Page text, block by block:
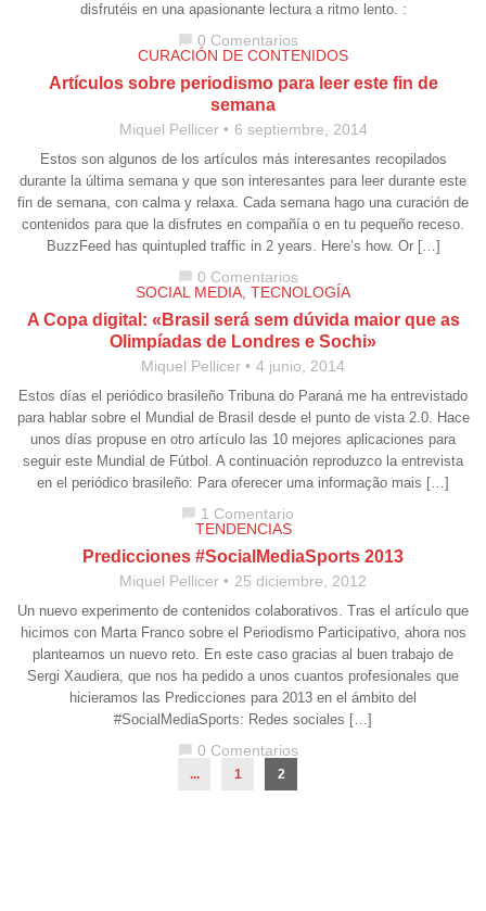
disfrutéis en una apasionante lectura a ritmo lento. :
chat_bubble 0 Comentarios
CURACIÓN DE CONTENIDOS
Artículos sobre periodismo para leer este fin de
semana
Miquel Pellicer 6 septiembre, 2014
Estos son algunos de los artículos más interesantes recopilados
durante la última semana y que son interesantes para leer durante este
fin de semana, con calma y relaxa. Cada semana hago una curación de
contenidos para que la disfrutes en compañía o en tu pequeño receso.
BuzzFeed has quintupled traffic in 2 years. Here’s how. Or […]
chat_bubble 0 Comentarios
SOCIAL MEDIA, TECNOLOGÍA
A Copa digital: «Brasil será sem dúvida maior que as
Olimpíadas de Londres e Sochi»
Miquel Pellicer 4 junio, 2014
Estos días el periódico brasileño Tribuna do Paraná me ha entrevistado
para hablar sobre el Mundial de Brasil desde el punto de vista 2.0. Hace
unos días propuse en otro artículo las 10 mejores aplicaciones para
seguir este Mundial de Fútbol. A continuación reproduzco la entrevista
en el periódico brasileño: Para oferecer uma informação mais […]
chat_bubble 1 Comentario
TENDENCIAS
Predicciones #SocialMediaSports 2013
Miquel Pellicer 25 diciembre, 2012
Un nuevo experimento de contenidos colaborativos. Tras el artículo que
hicimos con Marta Franco sobre el Periodismo Participativo, ahora nos
planteamos un nuevo reto. En este caso gracias al buen trabajo de
Sergi Xaudiera, que nos ha pedido a unos cuantos profesionales que
hicieramos las Predicciones para 2013 en el ámbito del
#SocialMediaSports: Redes sociales […]
chat_bubble 0 Comentarios
... 1 2